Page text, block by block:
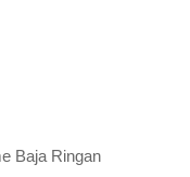
Baja Ringan